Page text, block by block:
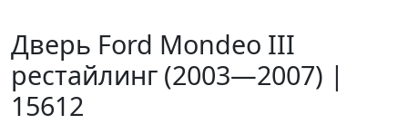
Дверь Ford Mondeo III
рестайлинг (2003—2007) |
15612